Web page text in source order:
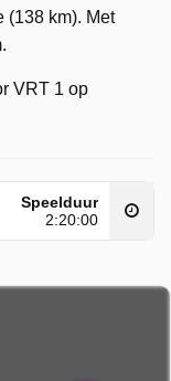
(138 km). Met
VRT 1 op
Speelduur
2:20:00